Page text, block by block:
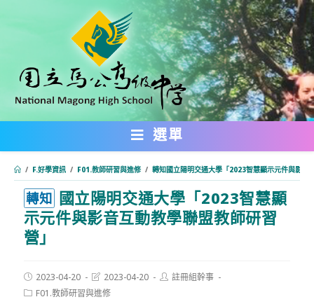
內
選單
/ F.好學資訊 / F01.教師研習與進修 / 轉知國立陽明交通大學「2023智慧顯示元件與影音
轉知 國立陽明交通大學「2023智慧顯
示元件與影音互動教學聯盟教師研習
營」
Post
published:
2023-04-20
Post
last
modified:
2023-04-20
Post註冊組幹事
PostF01.教師研習與進修